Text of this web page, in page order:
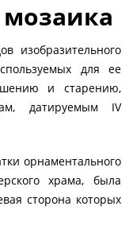
изобразительного
для ее
и старению,
датируемым IV
орнаментального
храма, была
сторона которых